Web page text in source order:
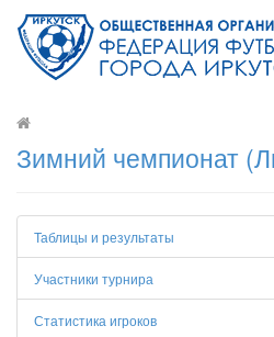
Зимний чемпионат
Таблицы и результаты
Участники турнира
Статистика игроков